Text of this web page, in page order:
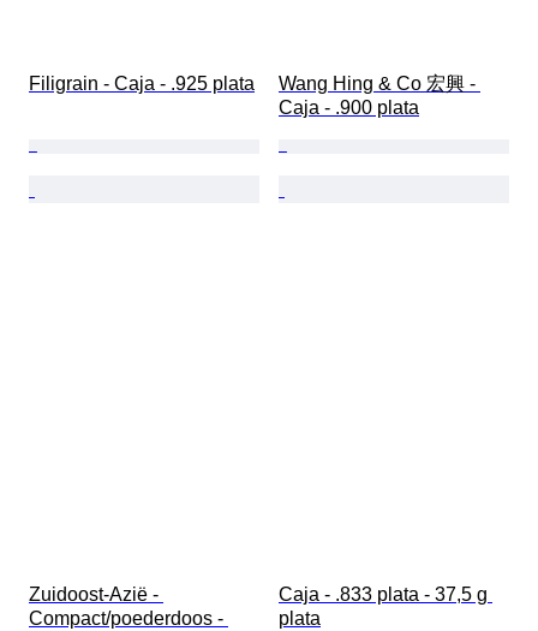
Filigrain - Caja - .925 plata
Wang Hing & Co 宏興 -
Caja - .900 plata
Zuidoost-Azië -
Compact/poederdoos -
Caja - .833 plata - 37,5 g
plata